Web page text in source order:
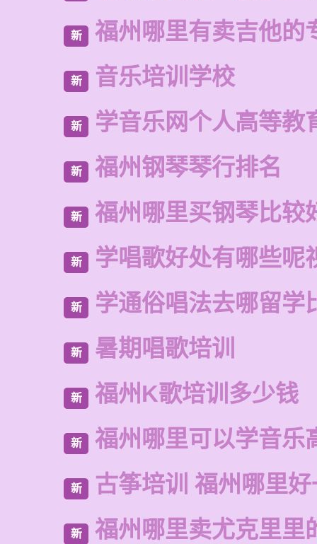
新 福州哪里有卖吉他的
新 音乐培训学校
新 学音乐网个人高等教
新 福州钢琴琴行排名
新 福州哪里买钢琴比较
新 学唱歌好处有哪些呢
新 学通俗唱法去哪留学
新 暑期唱歌培训
新 福州K歌培训多少钱
新 福州哪里可以学音乐
新 古筝培训 福州哪里
新 福州哪里卖尤克里里